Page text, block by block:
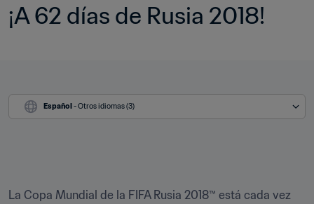
¡A 62 días de Rusia 2018!
Español - Otros idiomas (3)
La Copa Mundial de la FIFA Rusia 2018™ está cada vez